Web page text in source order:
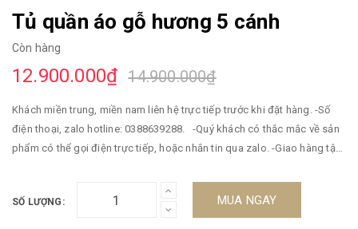
Tủ quần áo gỗ hương 5 cánh
Còn hàng
12.900.000₫ 14.900.000₫
Khách miền trung, miền nam liên hệ trực tiếp trước khi đặt hàng. -Số
điện thoại, zalo hotline: 0388639288. -Quý khách có thắc mắc về sản
phẩm có thể gọi điện trực tiếp, hoặc nhắn tin qua zalo. -Giao hàng tận
Khách ở miền trung, miền nam cần cọc tiền trước. -Miễn phí vận chuyển
toàn khu vực miền bắc. -Bảo hành 5 năm. ----------------------// Kích
SỐ LƯỢNG: MUA NGAY